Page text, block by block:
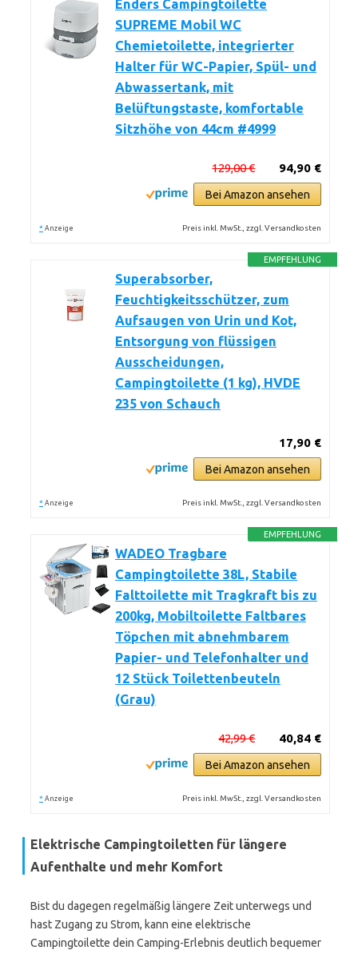
Enders Campingtoilette
SUPREME Mobil WC
Chemietoilette, integrierter
Halter für WC-Papier, Spül- und
Abwassertank, mit
Belüftungstaste, komfortable
Sitzhöhe von 44cm #4999
94,90 €
129,00 €
Bei Amazon ansehen
* Anzeige Preis inkl. MwSt., zzgl. Versandkosten
EMPFEHLUNG
Superabsorber,
Feuchtigkeitsschützer, zum
Aufsaugen von Urin und Kot,
Entsorgung von flüssigen
Ausscheidungen,
Campingtoilette (1 kg), HVDE
235 von Schauch
17,90 €
Bei Amazon ansehen
* Anzeige Preis inkl. MwSt., zzgl. Versandkosten
EMPFEHLUNG
WADEO Tragbare
Campingtoilette 38L, Stabile
Falttoilette mit Tragkraft bis zu
200kg, Mobiltoilette Faltbares
Töpchen mit abnehmbarem
Papier- und Telefonhalter und
12 Stück Toilettenbeuteln
(Grau)
40,84 €
42,99 €
Bei Amazon ansehen
* Anzeige Preis inkl. MwSt., zzgl. Versandkosten
Elektrische Campingtoiletten für längere
Aufenthalte und mehr Komfort
Bist du dagegen regelmäßig längere Zeit unterwegs und
hast Zugang zu Strom, kann eine elektrische
Campingtoilette dein Camping-Erlebnis deutlich bequemer